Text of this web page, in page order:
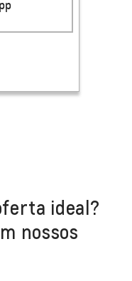
ideal?
nossos